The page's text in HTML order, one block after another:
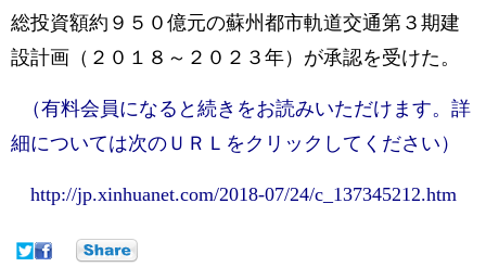
総投資額約９５０億元の蘇州都市軌道交通第３期建
設計画（２０１８～２０２３年）が承認を受けた。
（有料会員になると続きをお読みいただけます。詳
細については次のＵＲＬをクリックしてください）
http://jp.xinhuanet.com/2018-07/24/c_137345212.htm